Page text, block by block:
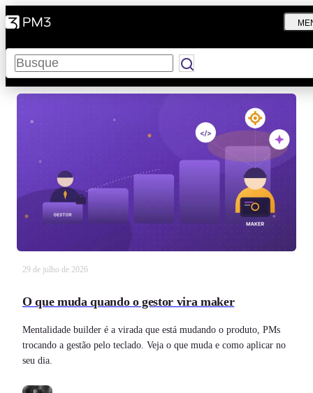
Pesquisar
29 de julho de 2026
O que muda quando o gestor vira maker
Mentalidade builder é a virada que está mudando o produto, PMs
trocando a gestão pelo teclado. Veja o que muda e como aplicar no
seu dia.